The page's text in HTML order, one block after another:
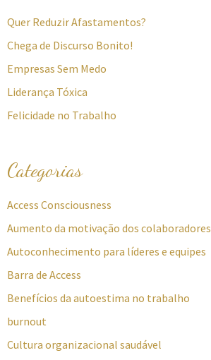
Quer Reduzir Afastamentos?
Chega de Discurso Bonito!
Empresas Sem Medo
Liderança Tóxica
Felicidade no Trabalho
Categorias
Access Consciousness
Aumento da motivação dos colaboradores
Autoconhecimento para líderes e equipes
Barra de Access
Benefícios da autoestima no trabalho
burnout
Cultura organizacional saudável